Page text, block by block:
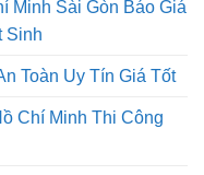
Minh Sài Gòn Báo Giá
Sinh
Toàn Uy Tín Giá Tốt
Chí Minh Thi Công